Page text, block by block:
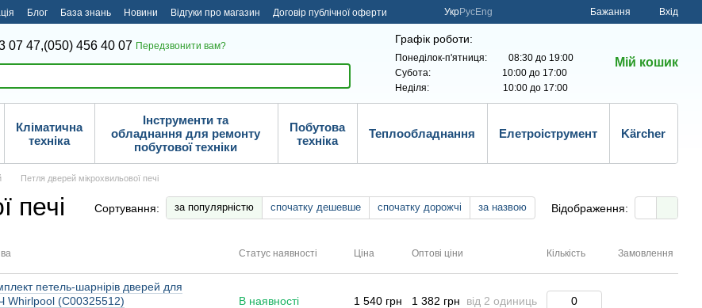
Блог База знань Новини Відгуки про магазин Договір публічної оферти УкрРусEng Бажання Вхід
07 47,(050) 456 40 07 Передзвонити вам?
Графік роботи:
Понеділок-п'ятниця: 08:30 до 19:00
Субота: 10:00 до 17:00
Неділя: 10:00 до 17:00
Мій кошик
Кліматична
техніка
Інструменти та
обладнання для ремонту
побутової техніки
Побутова
техніка
Теплообладнання Елетроіструмент Kärcher
Петля дверей мікрохвильової печі
печі Сортування: за популярністю спочатку дешевше спочатку дорожчі за назвою Відображення:
Статус наявності Ціна Оптові ціни Кількість Замовлення
петель-шарнірів дверей для
Whirlpool (C00325512)
В наявності 1 540 грн 1 382 грн від 2 одиниць